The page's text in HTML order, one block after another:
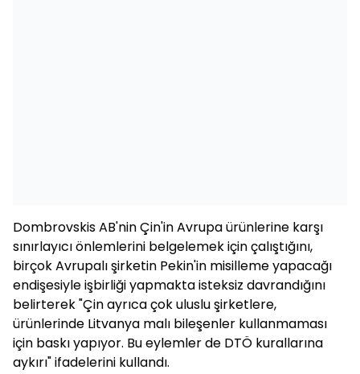
Dombrovskis AB'nin Çin'in Avrupa ürünlerine karşı
sınırlayıcı önlemlerini belgelemek için çalıştığını,
birçok Avrupalı şirketin Pekin'in misilleme yapacağı
endişesiyle işbirliği yapmakta isteksiz davrandığını
belirterek "Çin ayrıca çok uluslu şirketlere,
ürünlerinde Litvanya malı bileşenler kullanmaması
için baskı yapıyor. Bu eylemler de DTÖ kurallarına
aykırı" ifadelerini kullandı.